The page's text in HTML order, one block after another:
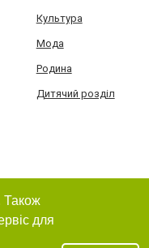
Культура
Мода
Родина
Дитячий розділ
Також
для